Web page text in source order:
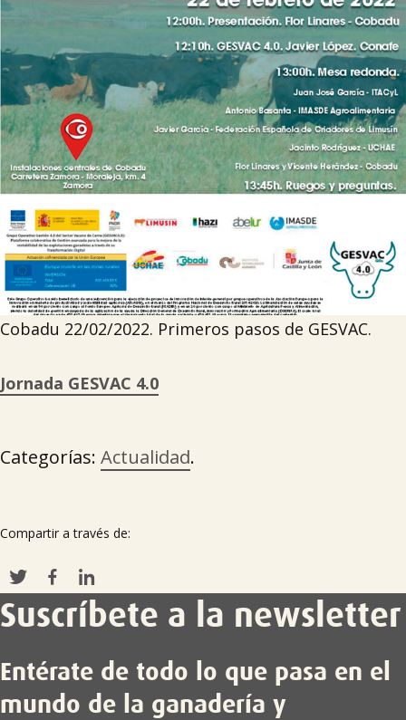
Tablón de anuncios
Lursail Market
Cobadu 22/02/2022. Primeros pasos de GESVAC.
Jornada GESVAC 4.0
Categorías: Actualidad.
Compartir a través de:
Suscríbete a la newsletter
Entérate de todo lo que pasa en el
mundo de la ganadería y